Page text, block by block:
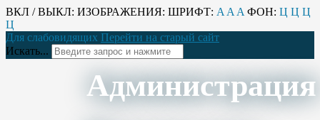
ВКЛ / ВЫКЛ: ИЗОБРАЖЕНИЯ: ШРИФТ: A A A ФОН: Ц Ц Ц
Ц
Для слабовидящих Перейти на старый сайт
Искать...
Администрация